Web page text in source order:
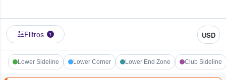
Filtros 1 USD
Lower Sideline Lower Corner Lower End Zone Club Sideline